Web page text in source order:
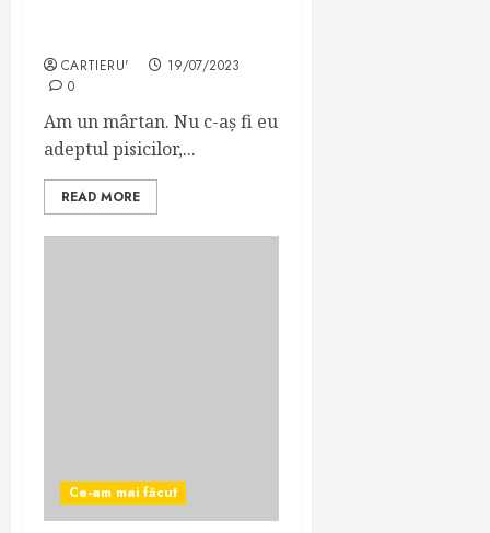
CARTIERU'
19/07/2023
0
Am un mârtan. Nu c-aș fi eu
adeptul pisicilor,...
READ MORE
Ce-am mai făcut